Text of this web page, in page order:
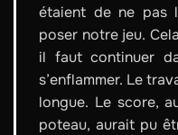
étaient de ne pas
poser notre jeu.
il faut continuer
s’enflammer. Le
longue. Le score,
poteau, aurait pu